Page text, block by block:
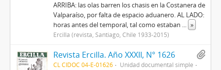
ARRIBA: las olas barren los chasis en la Costanera de
Valparaíso, por falta de espacio aduanero. AL LADO:
horas antes del temporal, tal como estaban ... »
Ercilla (revista, Santiago, Chile 1933-2015)
Revista Ercilla. Año XXXII, N° 1626
CL CIDOC 04-E-01626
Unidad documental simple